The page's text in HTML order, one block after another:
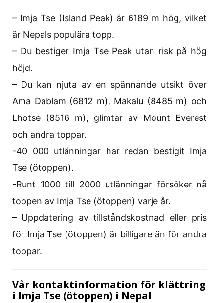
– Imja Tse (Island Peak) är 6189 m hög, vilket
är Nepals populära topp.
– Du bestiger Imja Tse Peak utan risk på hög
höjd.
– Du kan njuta av en spännande utsikt över
Ama Dablam (6812 m), Makalu (8485 m) och
Lhotse (8516 m), glimtar av Mount Everest
och andra toppar.
-40 000 utlänningar har redan bestigit Imja
Tse (ötoppen).
-Runt 1000 till 2000 utlänningar försöker nå
toppen av Imja Tse (ötoppen) varje år.
– Uppdatering av tillståndskostnad eller pris
för Imja Tse (ötoppen) är billigare än för andra
toppar.
Vår kontaktinformation för klättring
i Imja Tse (ötoppen) i Nepal